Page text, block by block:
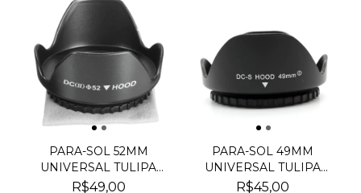
PARA-SOL 52MM
UNIVERSAL TULIPA
PARA LENT...
R$49,00
PARA-SOL 49MM
UNIVERSAL TULIPA
PARA LENT...
R$45,00